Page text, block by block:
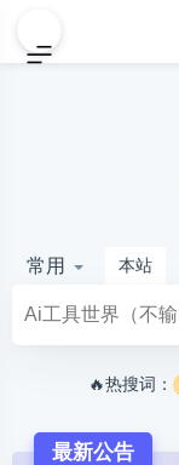
常用 本站
🔥热搜词：
最新公告